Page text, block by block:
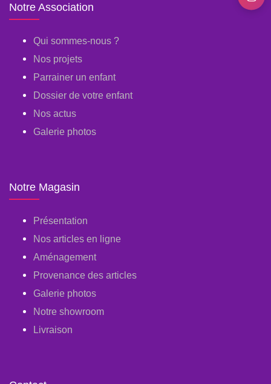
Notre Association
Qui sommes-nous ?
Nos projets
Parrainer un enfant
Dossier de votre enfant
Nos actus
Galerie photos
Notre Magasin
Présentation
Nos articles en ligne
Aménagement
Provenance des articles
Galerie photos
Notre showroom
Livraison